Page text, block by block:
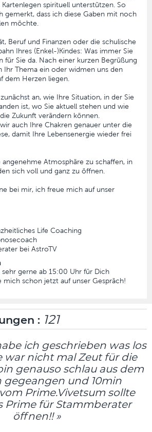
spirituell unterstützen. So
gemerkt, dass ich diese Gaben mit noch
möchte.
Beruf und Finanzen oder die schulische
Ihres (Enkel-)Kindes: Was immer Sie
für Sie da. Nach einer kurzen Begrüßung
Ihr Thema ein oder widmen uns den
dem Herzen liegen.
an, wie Ihre Situation, in der Sie
ist, wo Sie aktuell stehen und wie
Zukunft verändern können.
auch Ihre Chakren genauer unter die
damit Ihre Lebensenergie wieder frei
angenehme Atmosphäre zu schaffen, in
sich voll und ganz zu öffnen.
bei mir, ich freue mich auf unser
Life Coaching
bei AstroTV
gerne ab 15:00 Uhr für Dich
mich schon jetzt auf unser Gespräch!
: 121
ich geschrieben was los
war nicht mal Zeut für die
genauso schlau aus dem
gegeangen und 10min
Prime.Vivetsum sollte
Prime für Stammberater
öffnen!! »